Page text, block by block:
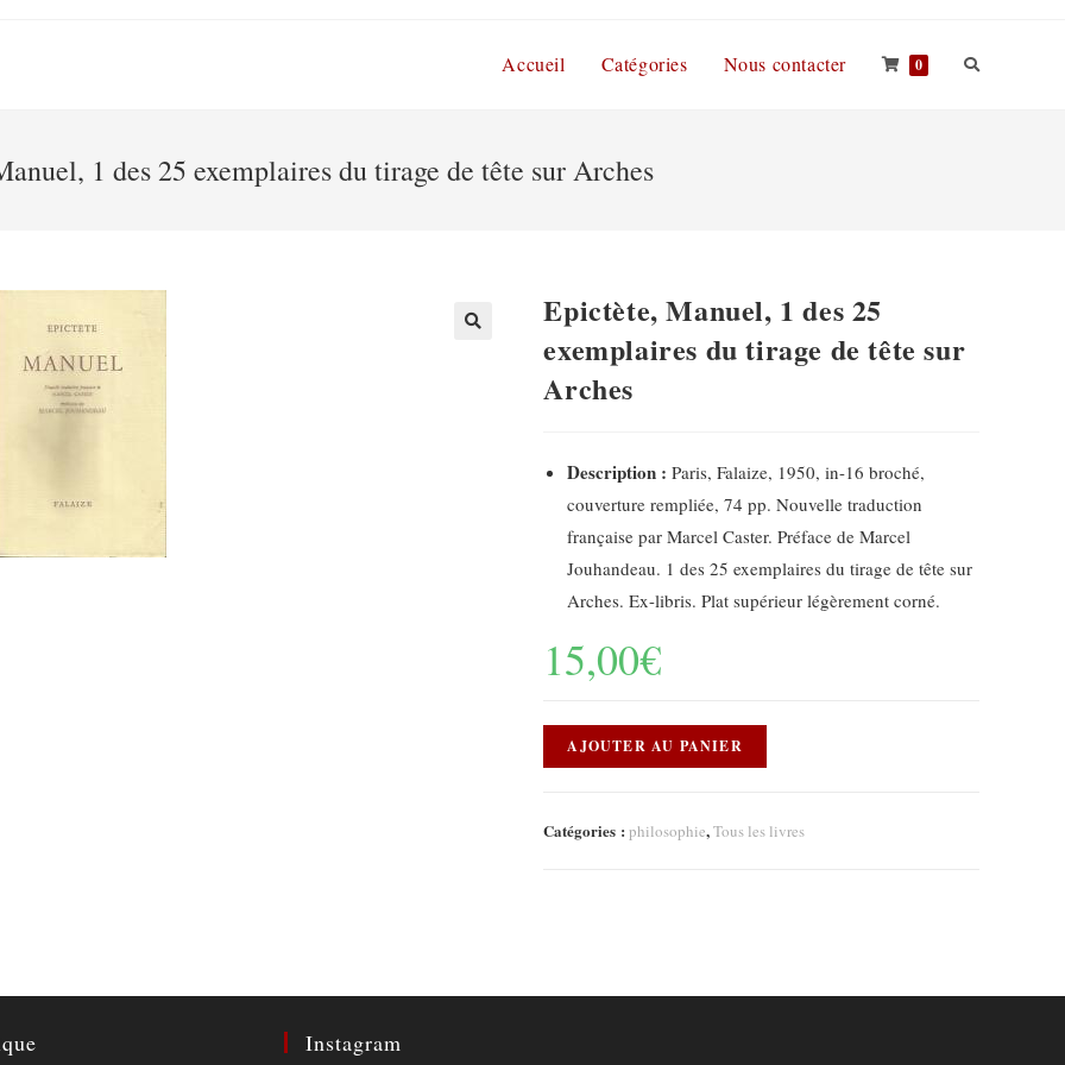
Accueil Catégories Nous contacter 0
1 des 25 exemplaires du tirage de tête sur Arches
Epictète, Manuel, 1 des 25
exemplaires du tirage de tête sur
Arches
Description : Paris, Falaize, 1950, in-16 broché,
couverture rempliée, 74 pp. Nouvelle traduction
française par Marcel Caster. Préface de Marcel
Jouhandeau. 1 des 25 exemplaires du tirage de tête sur
Arches. Ex-libris. Plat supérieur légèrement corné.
15,00€
AJOUTER AU PANIER
Catégories :philosophie,Tous les livres
Instagram